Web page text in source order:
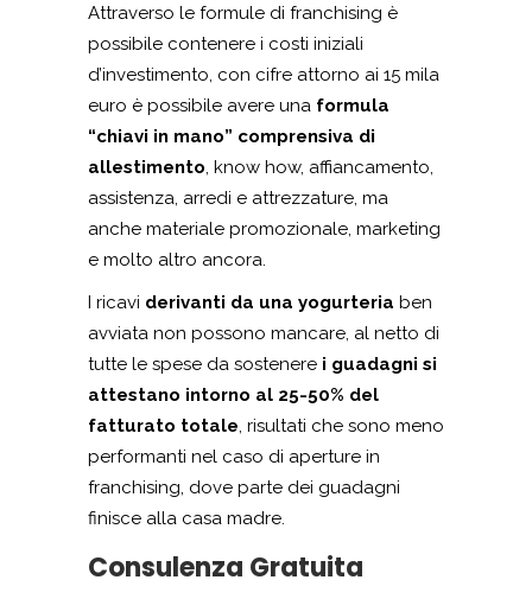
Attraverso le formule di franchising è
possibile contenere i costi iniziali
d’investimento, con cifre attorno ai 15 mila
euro è possibile avere una formula
“chiavi in mano” comprensiva di
allestimento, know how, affiancamento,
assistenza, arredi e attrezzature, ma
anche materiale promozionale, marketing
e molto altro ancora.
I ricavi derivanti da una yogurteria ben
avviata non possono mancare, al netto di
tutte le spese da sostenere i guadagni si
attestano intorno al 25-50% del
fatturato totale, risultati che sono meno
performanti nel caso di aperture in
franchising, dove parte dei guadagni
finisce alla casa madre.
Consulenza Gratuita